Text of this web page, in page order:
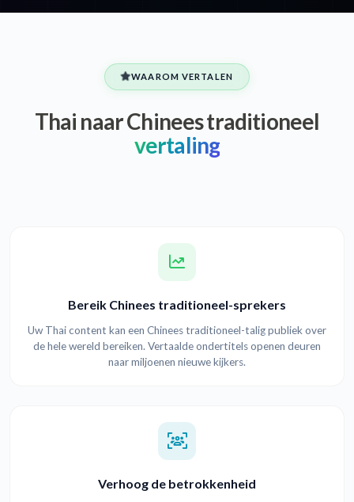
WAAROM VERTALEN
Thai naar Chinees traditioneel
vertaling
Bereik Chinees traditioneel-sprekers
Uw Thai content kan een Chinees traditioneel-talig publiek over
de hele wereld bereiken. Vertaalde ondertitels openen deuren
naar miljoenen nieuwe kijkers.
Verhoog de betrokkenheid